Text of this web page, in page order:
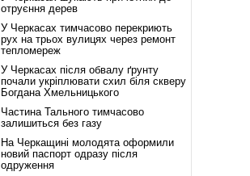
отруєння дерев
У Черкасах тимчасово перекриють
рух на трьох вулицях через ремонт
тепломереж
У Черкасах після обвалу ґрунту
почали укріплювати схил біля скверу
Богдана Хмельницького
Частина Тального тимчасово
залишиться без газу
На Черкащині молодята оформили
новий паспорт одразу після
одруження